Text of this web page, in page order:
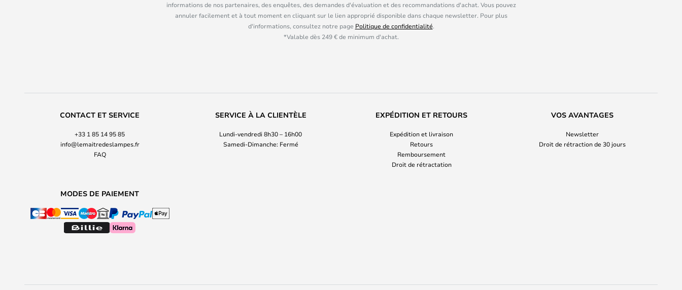
informations de nos partenaires, des enquêtes, des demandes d'évaluation et des recommandations d'achat. Vous pouvez
annuler facilement et à tout moment en cliquant sur le lien approprié disponible dans chaque newsletter. Pour plus
d'informations, consultez notre page Politique de confidentialité.
*Valable dès 249 € de minimum d'achat.
CONTACT ET SERVICE
+33 1 85 14 95 85
info@lemaitredeslampes.fr
FAQ
SERVICE À LA CLIENTÈLE
Lundi-vendredi 8h30 – 16h00
Samedi-Dimanche: Fermé
EXPÉDITION ET RETOURS
Expédition et livraison
Retours
Remboursement
Droit de rétractation
VOS AVANTAGES
Newsletter
Droit de rétraction de 30 jours
MODES DE PAIEMENT